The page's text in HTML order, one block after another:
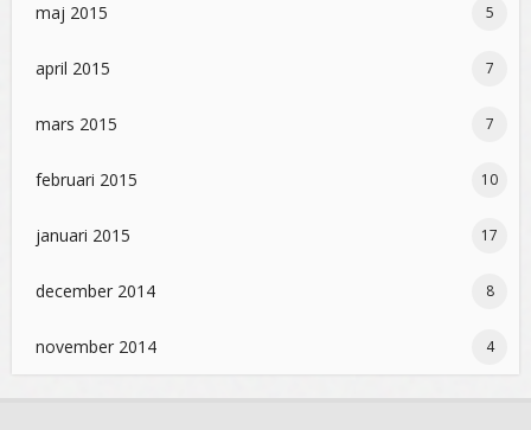
maj 2015 5
april 2015 7
mars 2015 7
februari 2015 10
januari 2015 17
december 2014 8
november 2014 4